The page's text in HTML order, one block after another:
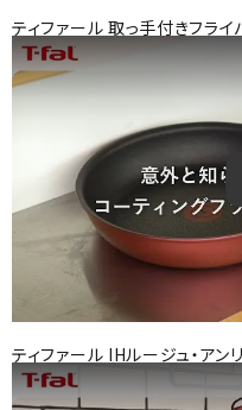
ティファール 取っ手付きフラ
ティファール IHルージュ・アン